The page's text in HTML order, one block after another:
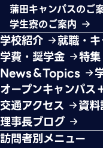
蒲田キャンパスのご
学生寮のご案内
学校紹介 就職・
学費・奨学金
特集
News＆Topics
オープンキャンパス
交通アクセス
資
理事長ブログ
訪問者別メニュー